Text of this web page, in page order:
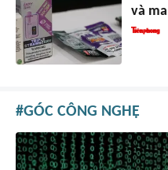
và
GÓC CÔNG NGHỆ